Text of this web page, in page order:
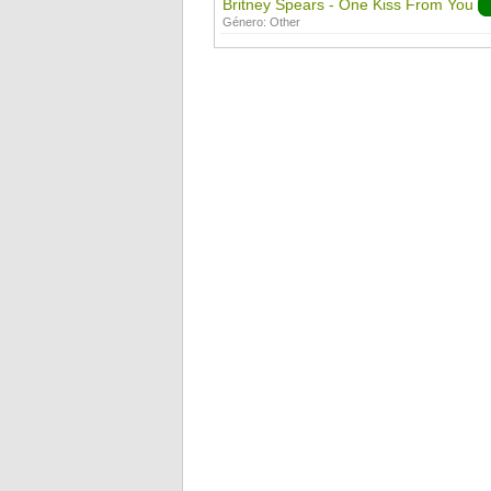
Britney Spears - One Kiss From You
Género: Other